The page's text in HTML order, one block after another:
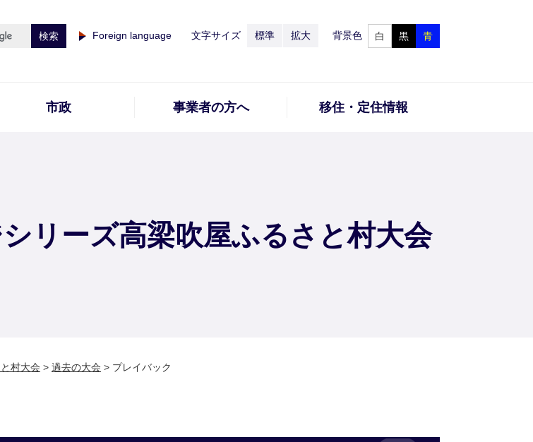
Foreign language 文字サイズ 標準 拡大 背景色 白 黒 青
市政 事業者の方へ 移住・定住情報
リーズ高梁吹屋ふるさと村大会
村大会 > 過去の大会 > プレイバック